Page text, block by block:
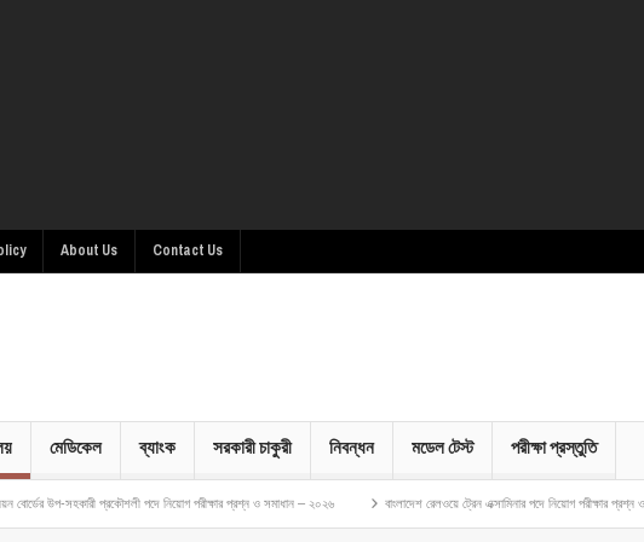
About Us Contact Us
মেডিকেল ব্যাংক সরকারী চাকুরী নিবন্ধন মডেল টেস্ট পরীক্ষা প্রস্তুতি
প্রকৌশলী পদে নিয়োগ পরীক্ষার প্রশ্ন ও সমাধান – ২০২৬ বাংলাদেশ রেলওয়ে ট্রেন এক্সামিনার পদে নিয়োগ পরীক্ষার প্রশ্ন ও সমাধান – ২০২৬